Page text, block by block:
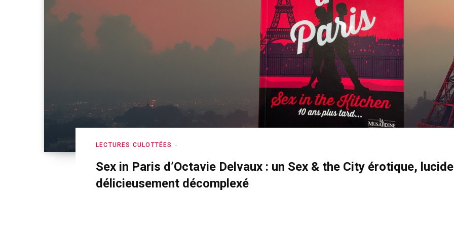
LECTURES CULOTTÉES
Sex in Paris d’Octavie Delvaux : un Sex & the City érotique,
délicieusement décomplexé